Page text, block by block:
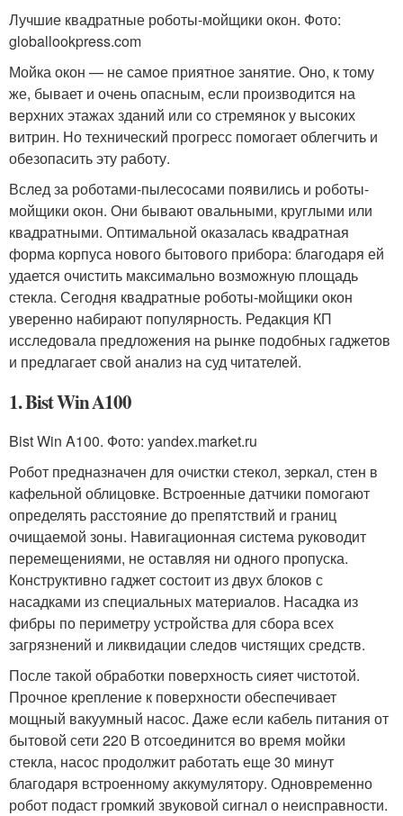
Лучшие квадратные роботы-мойщики окон. Фото:
globallookpress.com
Мойка окон — не самое приятное занятие. Оно, к тому
же, бывает и очень опасным, если производится на
верхних этажах зданий или со стремянок у высоких
витрин. Но технический прогресс помогает облегчить и
обезопасить эту работу.
Вслед за роботами-пылесосами появились и роботы-
мойщики окон. Они бывают овальными, круглыми или
квадратными. Оптимальной оказалась квадратная
форма корпуса нового бытового прибора: благодаря ей
удается очистить максимально возможную площадь
стекла. Сегодня квадратные роботы-мойщики окон
уверенно набирают популярность. Редакция КП
исследовала предложения на рынке подобных гаджетов
и предлагает свой анализ на суд читателей.
1. Bist Win A100
Bist Win A100. Фото: yandex.market.ru
Робот предназначен для очистки стекол, зеркал, стен в
кафельной облицовке. Встроенные датчики помогают
определять расстояние до препятствий и границ
очищаемой зоны. Навигационная система руководит
перемещениями, не оставляя ни одного пропуска.
Конструктивно гаджет состоит из двух блоков с
насадками из специальных материалов. Насадка из
фибры по периметру устройства для сбора всех
загрязнений и ликвидации следов чистящих средств.
После такой обработки поверхность сияет чистотой.
Прочное крепление к поверхности обеспечивает
мощный вакуумный насос. Даже если кабель питания от
бытовой сети 220 В отсоединится во время мойки
стекла, насос продолжит работать еще 30 минут
благодаря встроенному аккумулятору. Одновременно
робот подаст громкий звуковой сигнал о неисправности.